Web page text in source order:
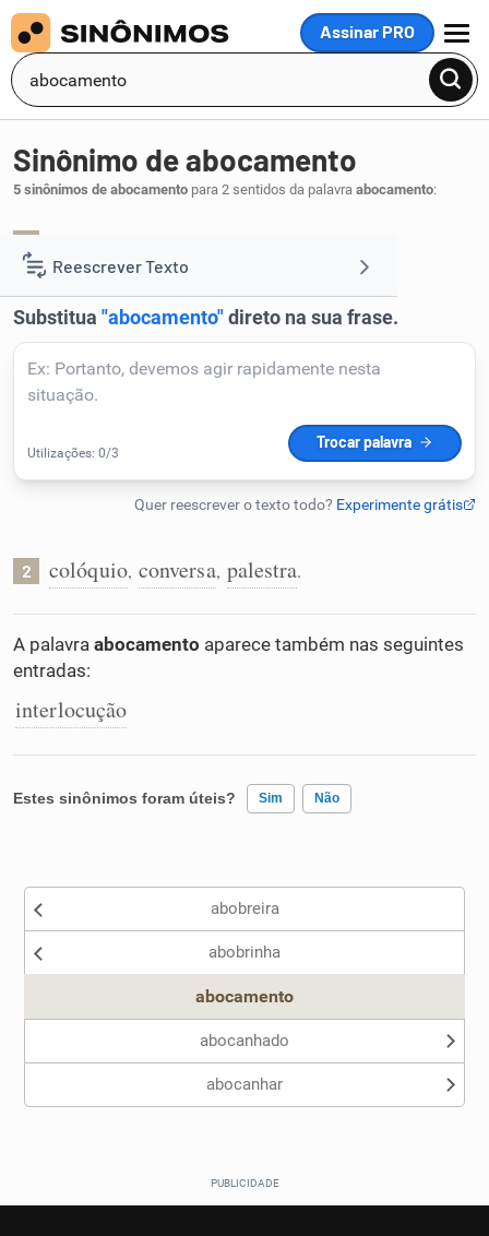
Assinar PRO
MENU
Reescrever Texto
Resumir Texto
Corrigir Texto
Detector de IA
Humanizador de IA
Cata-letras
Caça-palavras
Sinônimo de abocamento
5 sinônimos de abocamento para 2 sentidos da palavra abocamento:
2 colóquio, conversa, palestra.
A palavra abocamento aparece também nas seguintes
entradas:
interlocução
Estes sinônimos foram úteis? Sim Não
Nenhum dos sinônimos apresentados me ajudou
abobreira
abobrinha
abocamento
abocanhado
abocanhar